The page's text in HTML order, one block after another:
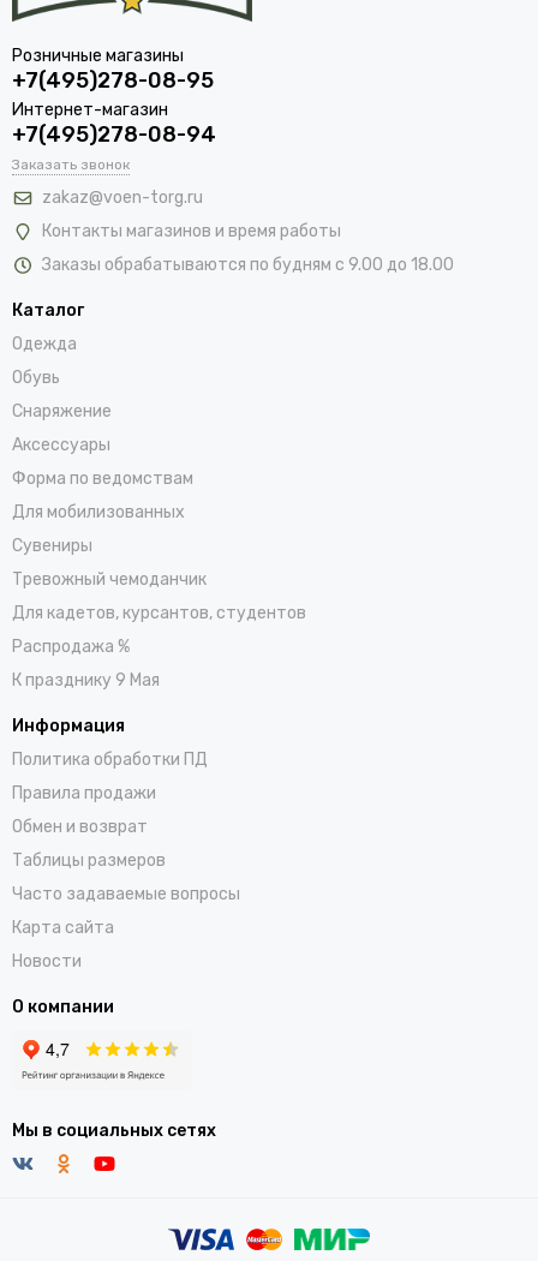
Розничные магазины
+7(495)278-08-95
Интернет-магазин
+7(495)278-08-94
Заказать звонок
zakaz@voen-torg.ru
Контакты магазинов и время работы
Заказы обрабатываются по будням с 9.00 до 18.00
Каталог
Одежда
Обувь
Снаряжение
Аксессуары
Форма по ведомствам
Для мобилизованных
Сувениры
Тревожный чемоданчик
Для кадетов, курсантов, студентов
Распродажа %
К празднику 9 Мая
Информация
Политика обработки ПД
Правила продажи
Обмен и возврат
Таблицы размеров
Часто задаваемые вопросы
Карта сайта
Новости
О компании
Мы в социальных сетях